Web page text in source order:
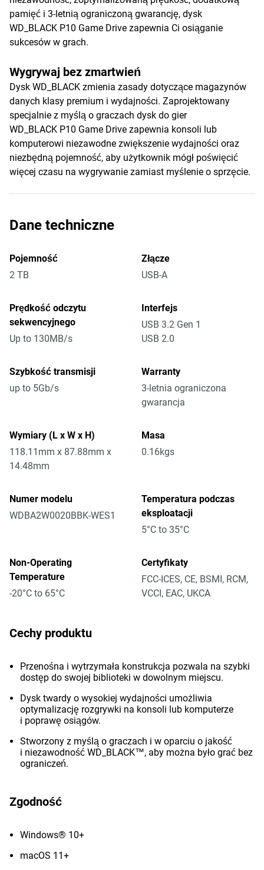
pamięć i 3-letnią ograniczoną gwarancję, dysk
WD_BLACK P10 Game Drive zapewnia Ci osiąganie
sukcesów w grach.
Wygrywaj bez zmartwień
Dysk WD_BLACK zmienia zasady dotyczące magazynów
danych klasy premium i wydajności. Zaprojektowany
specjalnie z myślą o graczach dysk do gier
WD_BLACK P10 Game Drive zapewnia konsoli lub
komputerowi niezawodne zwiększenie wydajności oraz
niezbędną pojemność, aby użytkownik mógł poświęcić
więcej czasu na wygrywanie zamiast myślenie o sprzęcie.
Dane techniczne
Pojemność
2 TB
Złącze
USB-A
Prędkość odczytu
sekwencyjnego
Up to 130MB/s
Interfejs
USB 3.2 Gen 1
USB 2.0
Szybkość transmisji
up to 5Gb/s
Warranty
3-letnia ograniczona
gwarancja
Wymiary (L x W x H)
118.11mm x 87.88mm x
14.48mm
Masa
0.16kgs
Numer modelu
WDBA2W0020BBK-WES1
Temperatura podczas
eksploatacji
5°C to 35°C
Non-Operating
Temperature
-20°C to 65°C
Certyfikaty
FCC-ICES, CE, BSMI, RCM,
VCCI, EAC, UKCA
Cechy produktu
Przenośna i wytrzymała konstrukcja pozwala na szybki
dostęp do swojej biblioteki w dowolnym miejscu.
Dysk twardy o wysokiej wydajności umożliwia
optymalizację rozgrywki na konsoli lub komputerze
i poprawę osiągów.
Stworzony z myślą o graczach i w oparciu o jakość
i niezawodność WD_BLACK™, aby można było grać bez
ograniczeń.
Zgodność
Windows® 10+
macOS 11+